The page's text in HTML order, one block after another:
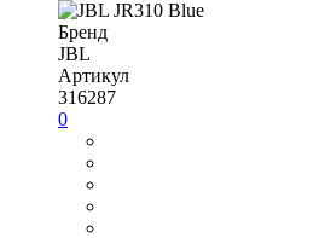
Бренд
JBL
Артикул
316287
0